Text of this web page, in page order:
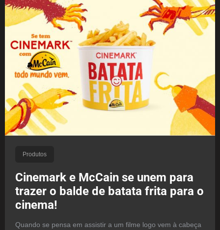
Produtos
Cinemark e McCain se unem para
trazer o balde de batata frita para o
cinema!
Quando se pensa em assistir a um filme logo vem à cabeça